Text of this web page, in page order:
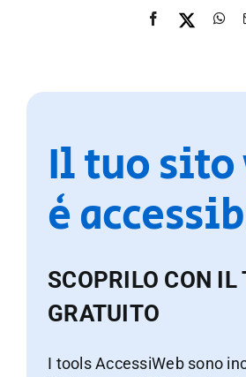
Il tuo sito
è
SCOPRILO CON IL
GRATUITO
I tools AccessiWeb sono